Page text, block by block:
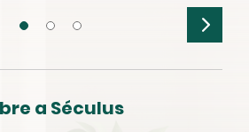
a Séculus